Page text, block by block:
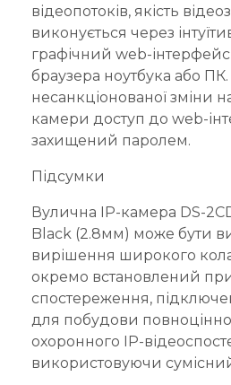
відеопотоків, якість
виконується через
графічний web-
браузера ноутбука або ПК.
несанкціонованої зміни
камери доступ до web-
захищений паролем.
Підсумки
Вулична IP-камера DS-
Black (2.8мм) може бути
вирішення широкого
окремо встановлений
спостереження,
для побудови
охоронного IP-
використовуючи